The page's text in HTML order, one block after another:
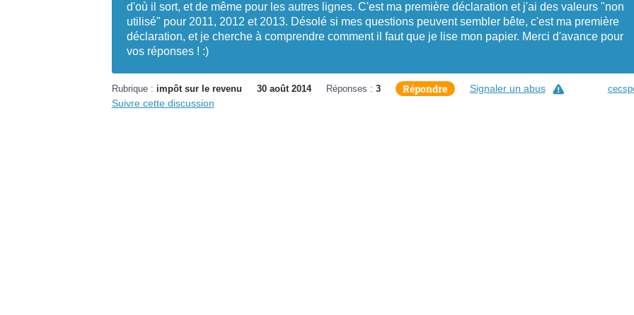
d'où il sort, et de même pour les autres lignes. C'est ma première déclaration et j'ai des valeurs "non
utilisé" pour 2011, 2012 et 2013. Désolé si mes questions peuvent sembler bête, c'est ma première
déclaration, et je cherche à comprendre comment il faut que je lise mon papier. Merci d'avance pour
vos réponses ! :)
Rubrique : impôt sur le revenu 30 août 2014 Réponses : 3 Répondre
Signaler un abus
Suivre cette discussion